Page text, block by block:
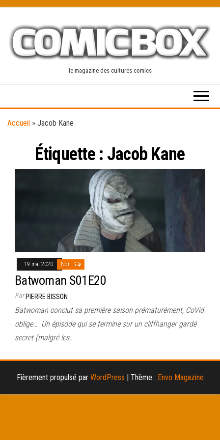
content
le magazine des cultures comics
Accueil » Jacob Kane
Étiquette : Jacob Kane
19 mai 2020 Non
Batwoman S01E20
ParPIERRE BISSON
Batwoman conclut sa première saison prématurément, CoVid
oblige… Un épisode qui se termine sur un cliffhanger gardé
secret (malgré les…
Fièrement propulsé par WordPress | Thème : Envo Magazine